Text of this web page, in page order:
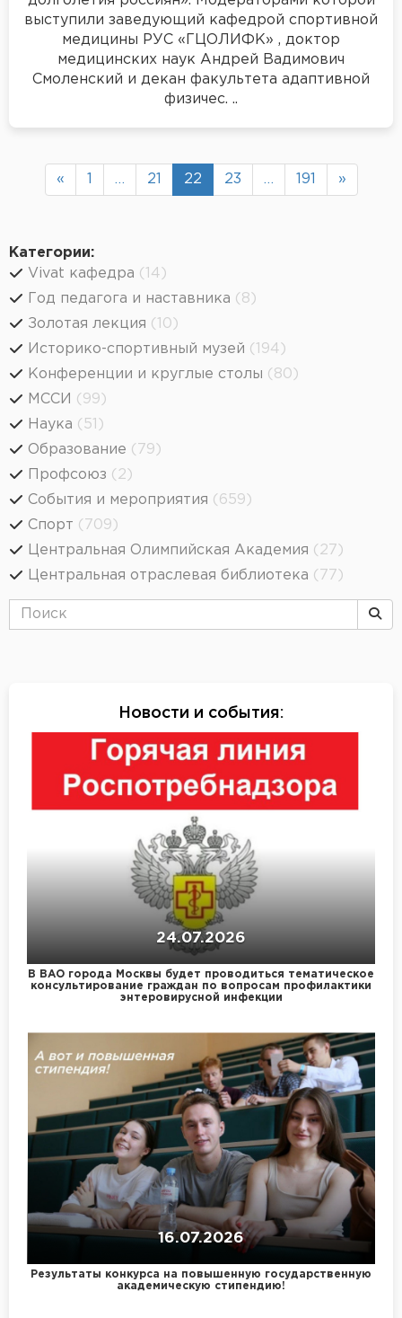
выступили заведующий кафедрой спортивной
медицины РУС «ГЦОЛИФК» , доктор
медицинских наук Андрей Вадимович
Смоленский и декан факультета адаптивной
физичес. ..
« … 21 22 23 … 191 »
Категории:
Vivat кафедра (14)
Год педагога и наставника (8)
Золотая лекция (10)
Историко-спортивный музей (194)
Конференции и круглые столы (80)
МССИ (99)
Наука (51)
Образование (79)
Профсоюз (2)
События и мероприятия (659)
Спорт (709)
Центральная Олимпийская Академия (27)
Центральная отраслевая библиотека (77)
Новости и события:
24.07.2026
В ВАО города Москвы будет проводиться тематическое
консультирование граждан по вопросам профилактики
энтеровирусной инфекции
16.07.2026
Результаты конкурса на повышенную государственную
академическую стипендию!